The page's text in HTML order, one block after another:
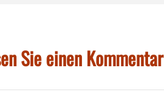
Sie einen Kommentar